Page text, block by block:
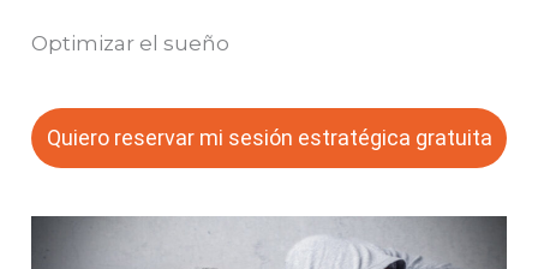
Optimizar el sueño
Quiero reservar mi sesión estratégica gratuita